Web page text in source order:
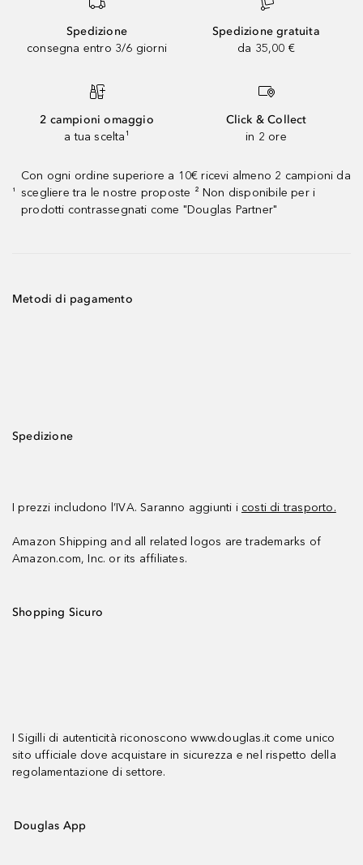
Spedizione
consegna entro 3/6 giorni
Spedizione gratuita
da 35,00 €
2 campioni omaggio
a tua scelta¹
Click & Collect
in 2 ore
¹
Con ogni ordine superiore a 10€ ricevi almeno 2 campioni da
scegliere tra le nostre proposte ² Non disponibile per i
prodotti contrassegnati come "Douglas Partner"
Metodi di pagamento
Spedizione
I prezzi includono l’IVA. Saranno aggiunti i costi di trasporto.
Amazon Shipping and all related logos are trademarks of
Amazon.com, Inc. or its affiliates.
Shopping Sicuro
I Sigilli di autenticità riconoscono www.douglas.it come unico
sito ufficiale dove acquistare in sicurezza e nel rispetto della
regolamentazione di settore.
Douglas App